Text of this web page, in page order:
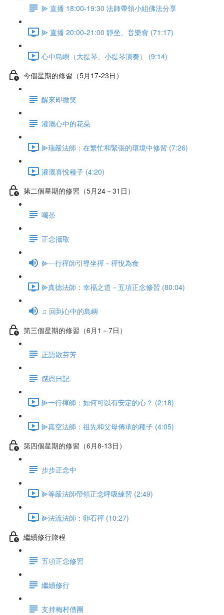
⫸ 直播 18:00-19:30 法師帶領小組佛法分享
⫸ 直播 20:00-21:00 靜坐、音樂會 (71:17)
心中島嶼（大提琴、小提琴演奏） (9:14)
今個星期的修習（5月17-23日）
醒來即微笑
灌溉心中的花朵
⫸瑞嚴法師：在繁忙和緊張的環境中修習 (7:26)
灌溉喜悅種子 (4:20)
第二個星期的修習（5月24－31日）
喝茶
正念攝取
⫸一行禪師引導坐禪－禪悅為食
⫸真德法師：幸福之道－五項正念修習 (80:04)
♫ 回到心中的島嶼
第三個星期的修習（6月1－7日）
正語散芬芳
感恩日記
⫸一行禪師：如何可以有安定的心？ (2:18)
⫸真空法師：祖先和父母傳承的種子 (4:05)
第四個星期的修習（6月8-13日）
步步正念中
⫸等嚴法師帶領正念呼吸練習 (2:49)
⫸法流法師：卵石禪 (10:27)
繼續修行旅程
五項正念修習
繼續修行
支持梅村僧團